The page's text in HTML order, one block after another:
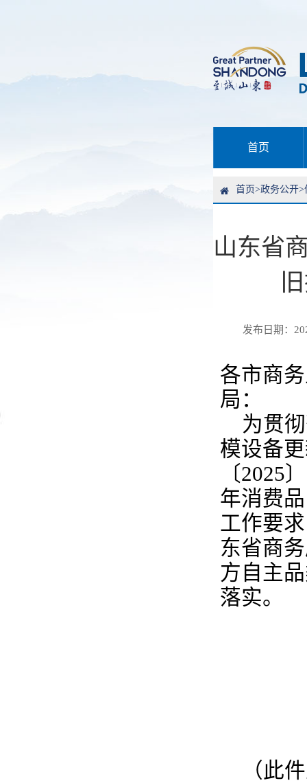
首页
首页>政务公开>
山东省
发布日期：
各市商
局：
为贯
模设备
〔2025
年消费
工作要
东省商
方自主
落实。
（此